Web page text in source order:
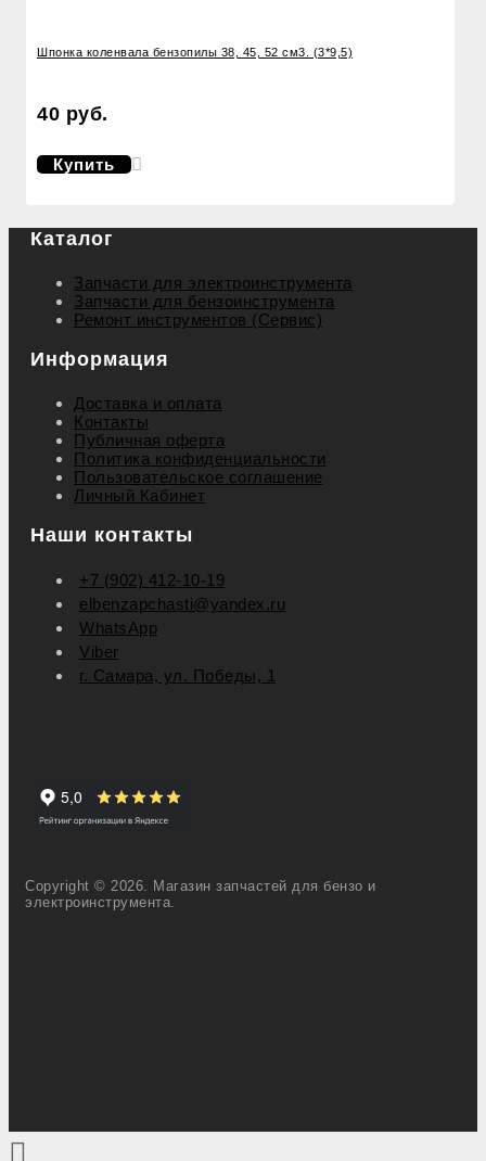
Шпонка коленвала бензопилы 38, 45, 52 см3. (3*9,5)
40 руб.
Купить
Каталог
Запчасти для электроинструмента
Запчасти для бензоинструмента
Ремонт инструментов (Сервис)
Информация
Доставка и оплата
Контакты
Публичная оферта
Политика конфиденциальности
Пользовательское соглашение
Личный Кабинет
Наши контакты
+7 (902) 412-10-19
elbenzapchasti@yandex.ru
WhatsApp
Viber
г. Самара, ул. Победы, 1
Copyright © 2026. Магазин запчастей для бензо и
электроинструмента.